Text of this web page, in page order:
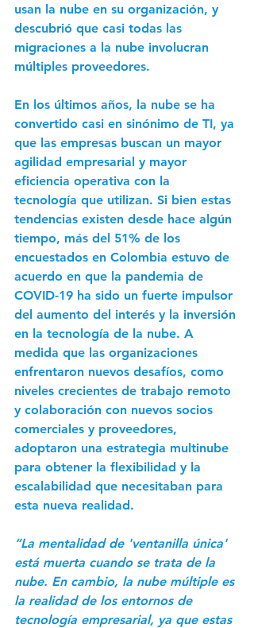
usan la nube en su organización, y
descubrió que casi todas las
migraciones a la nube involucran
múltiples proveedores.
En los últimos años, la nube se ha
convertido casi en sinónimo de TI, ya
que las empresas buscan un mayor
agilidad empresarial y mayor
eficiencia operativa con la
tecnología que utilizan. Si bien estas
tendencias existen desde hace algún
tiempo, más del 51% de los
encuestados en Colombia estuvo de
acuerdo en que la pandemia de
COVID-19 ha sido un fuerte impulsor
del aumento del interés y la inversión
en la tecnología de la nube. A
medida que las organizaciones
enfrentaron nuevos desafíos, como
niveles crecientes de trabajo remoto
y colaboración con nuevos socios
comerciales y proveedores,
adoptaron una estrategia multinube
para obtener la flexibilidad y la
escalabilidad que necesitaban para
esta nueva realidad.
“La mentalidad de 'ventanilla única'
está muerta cuando se trata de la
nube. En cambio, la nube múltiple es
la realidad de los entornos de
tecnología empresarial, ya que estas